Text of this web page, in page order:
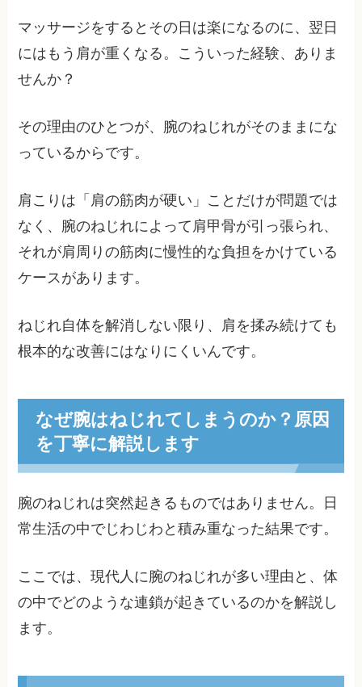
マッサージをするとその日は楽になるのに、翌日
にはもう肩が重くなる。こういった経験、ありま
せんか？
その理由のひとつが、腕のねじれがそのままにな
っているからです。
肩こりは「肩の筋肉が硬い」ことだけが問題では
なく、腕のねじれによって肩甲骨が引っ張られ、
それが肩周りの筋肉に慢性的な負担をかけている
ケースがあります。
ねじれ自体を解消しない限り、肩を揉み続けても
根本的な改善にはなりにくいんです。
なぜ腕はねじれてしまうのか？原因
を丁寧に解説します
腕のねじれは突然起きるものではありません。日
常生活の中でじわじわと積み重なった結果です。
ここでは、現代人に腕のねじれが多い理由と、体
の中でどのような連鎖が起きているのかを解説し
ます。